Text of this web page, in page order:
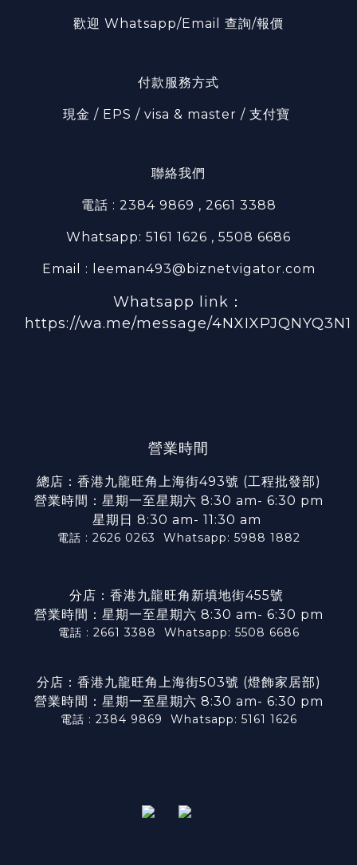
歡迎 Whatsapp/Email 查詢/報價
付款服務方式
現金 / EPS / visa & master / 支付寶
聯絡我們
電話 : 2384 9869 , 2661 3388
Whatsapp: 5161 1626 , 5508 6686
Email : leeman493@biznetvigator.com
Whatsapp link：
https://wa.me/message/4NXIXPJQNYQ3N1
營業時間
總店：香港九龍旺角上海街493號 (工程批發部)
營業時間：星期一至星期六 8:30 am- 6:30 pm
星期日 8:30 am- 11:30 am
電話 : 2626 0263 Whatsapp: 5988 1882
分店：香港九龍旺角新填地街455號
營業時間：星期一至星期六 8:30 am- 6:30 pm
電話 : 2661 3388 Whatsapp: 5508 6686
分店：香港九龍旺角上海街503號 (燈飾家居部)
營業時間：星期一至星期六 8:30 am- 6:30 pm
電話 : 2384 9869 Whatsapp: 5161 1626